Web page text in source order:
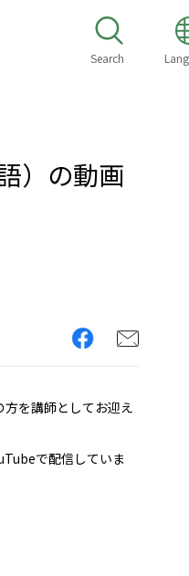
Search
）の動画
を講師としてお迎え
で配信していま